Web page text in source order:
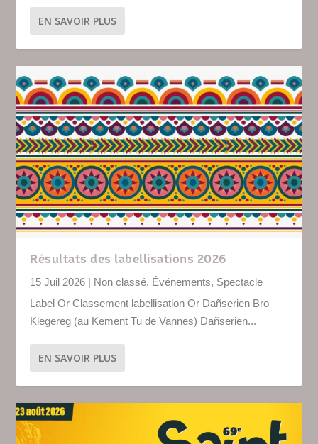
EN SAVOIR PLUS
Résultats des labellisations 2026
15 Juil 2026 | Non classé, Événements, Spectacle
Label Or Classement labellisation Or Dañserien Bro
Klegereg (au Kement Tu de Vannes) Dañserien...
EN SAVOIR PLUS